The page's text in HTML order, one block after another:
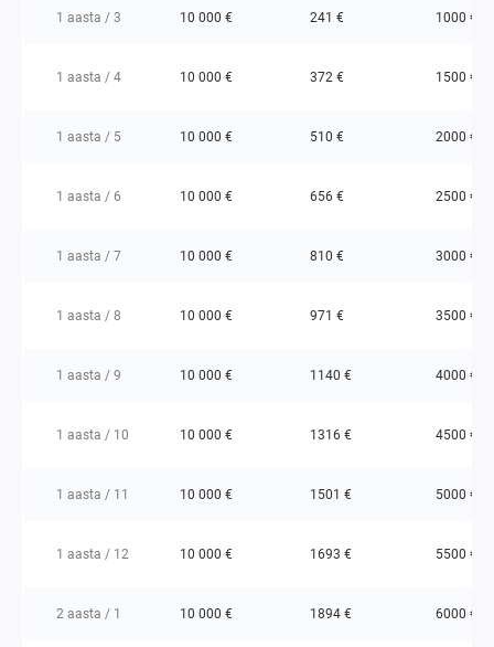
1 aasta / 3 10 000 € 241 € 1000 €
1 aasta / 4 10 000 € 372 € 1500 €
1 aasta / 5 10 000 € 510 € 2000 €
1 aasta / 6 10 000 € 656 € 2500 €
1 aasta / 7 10 000 € 810 € 3000 €
1 aasta / 8 10 000 € 971 € 3500 €
1 aasta / 9 10 000 € 1140 € 4000 €
1 aasta / 10 10 000 € 1316 € 4500 €
1 aasta / 11 10 000 € 1501 € 5000 €
1 aasta / 12 10 000 € 1693 € 5500 €
2 aasta / 1 10 000 € 1894 € 6000 €